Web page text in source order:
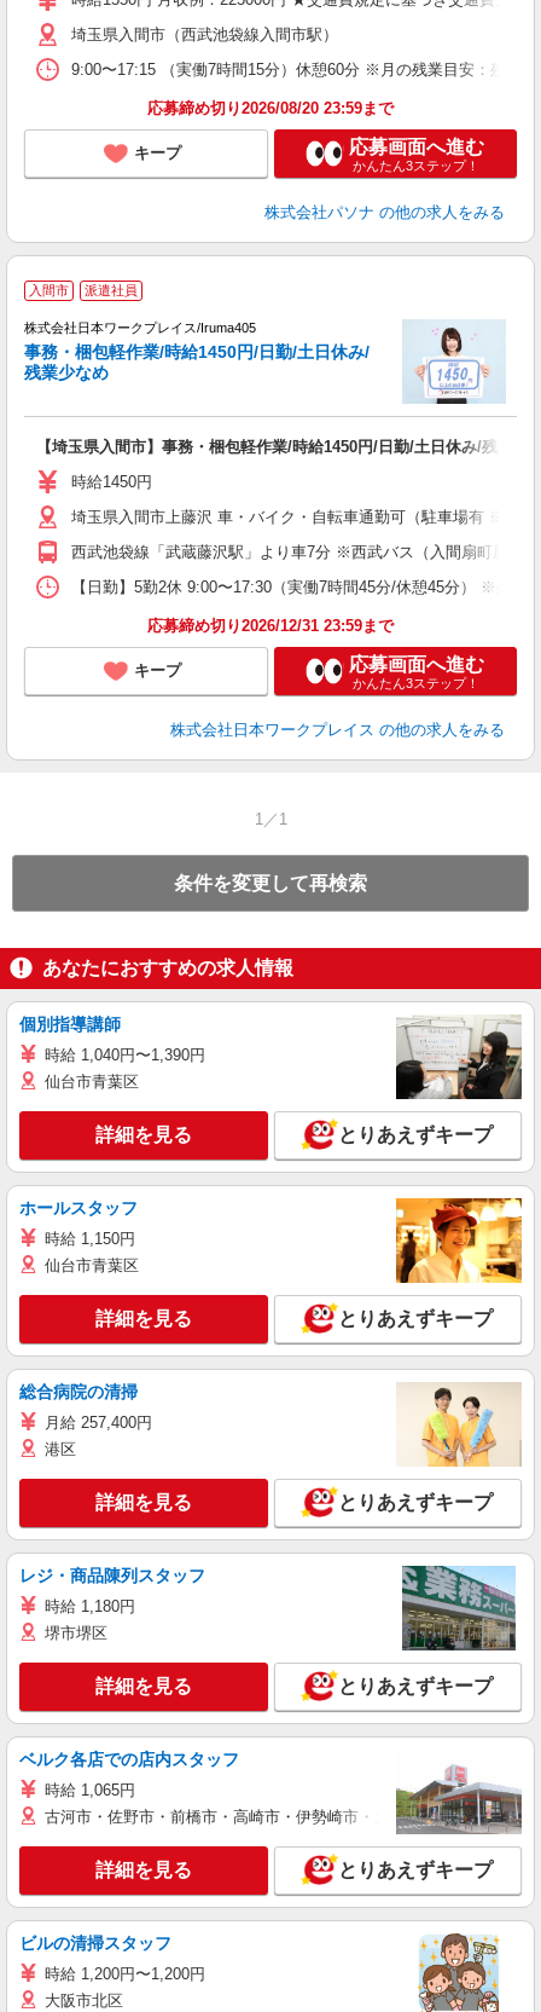
埼玉県入間市（西武池袋線入間市駅）
9:00〜17:15 （実働7時間15分）休憩60分 ※月の残業目安：残業
応募締め切り2026/08/20 23:59まで
キープ 応募画面へ進む
かんたん3ステップ！
株式会社パソナ の他の求人をみる
入間市 派遣社員
株式会社日本ワークプレイス/Iruma405
事務・梱包軽作業/時給1450円/日勤/土日休み/
残業少なめ
【埼玉県入間市】事務・梱包軽作業/時給1450円/日勤/土日休み/残業少
時給1450円
埼玉県入間市上藤沢 車・バイク・自転車通勤可（駐車場有 ※敷
西武池袋線「武蔵藤沢駅」より車7分 ※西武バス（入間扇町屋団
【日勤】5勤2休 9:00〜17:30（実働7時間45分/休憩45分） ※残業
応募締め切り2026/12/31 23:59まで
キープ 応募画面へ進む
かんたん3ステップ！
株式会社日本ワークプレイス の他の求人をみる
1／1
条件を変更して再検索
あなたにおすすめの求人情報
個別指導講師
時給 1,040円〜1,390円
仙台市青葉区
詳細を見る とりあえずキープ
ホールスタッフ
時給 1,150円
仙台市青葉区
詳細を見る とりあえずキープ
総合病院の清掃
月給 257,400円
港区
詳細を見る とりあえずキープ
レジ・商品陳列スタッフ
時給 1,180円
堺市堺区
詳細を見る とりあえずキープ
ベルク各店での店内スタッフ
時給 1,065円
古河市・佐野市・前橋市・高崎市・伊勢崎市・太田市・館林市・藤
詳細を見る とりあえずキープ
ビルの清掃スタッフ
時給 1,200円〜1,200円
大阪市北区